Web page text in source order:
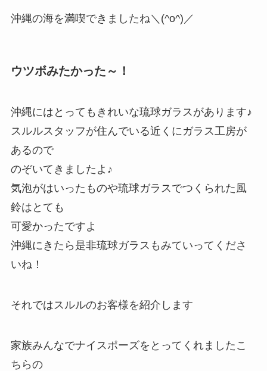
沖縄の海を満喫できましたね＼(^o^)／
ウツボみたかった～！
沖縄にはとってもきれいな琉球ガラスがあります♪
スルルスタッフが住んでいる近くにガラス工房が
あるので
のぞいてきましたよ♪
気泡がはいったものや琉球ガラスでつくられた風
鈴はとても
可愛かったですよ
沖縄にきたら是非琉球ガラスもみていってくださ
いね！
それではスルルのお客様を紹介します
家族みんなでナイスポーズをとってくれましたこ
ちらの